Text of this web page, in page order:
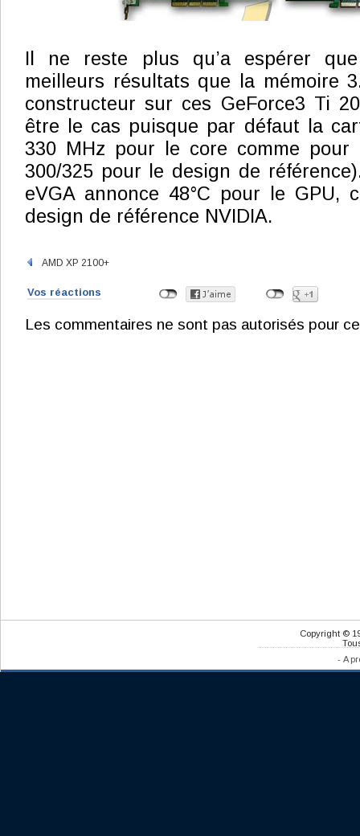
Il ne reste plus qu’a espérer que
meilleurs résultats que la mémoire
constructeur sur ces GeForce3 Ti
être le cas puisque par défaut la
330 MHz pour le core comme pour
300/325 pour le design de
eVGA annonce 48°C pour le GPU,
design de référence NVIDIA.
AMD XP 2100+
Vos réactions
Les commentaires ne sont pas autorisés pour
Copyright ©
- A